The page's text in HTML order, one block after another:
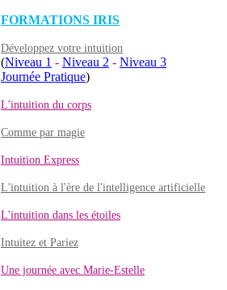
FORMATIONS IRIS
Développez votre intuition
(Niveau 1 - Niveau 2 - Niveau 3
Journée Pratique)
L'intuition du corps
Comme par magie
Intuition Express
L'intuition à l'ère de l'intelligence artificielle
L'intuition dans les étoiles
Intuitez et Pariez
Une journée avec Marie-Estelle